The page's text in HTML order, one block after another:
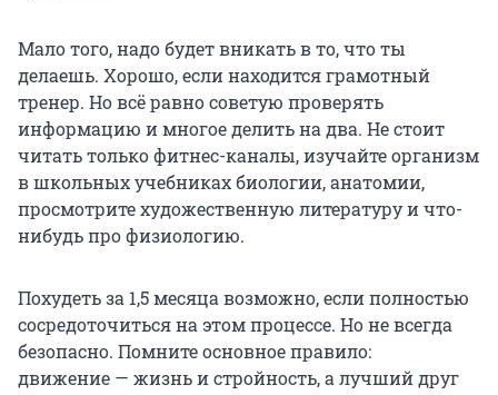
Мало того, надо будет вникать в то, что ты
делаешь. Хорошо, если находится грамотный
тренер. Но всё равно советую проверять
информацию и многое делить на два. Не стоит
читать только фитнес-каналы, изучайте организм
в школьных учебниках биологии, анатомии,
просмотрите художественную литературу и что-
нибудь про физиологию.
Похудеть за 1,5 месяца возможно, если полностью
сосредоточиться на этом процессе. Но не всегда
безопасно. Помните основное правило:
движение — жизнь и стройность, а лучший друг